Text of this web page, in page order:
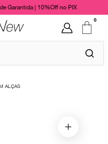
Garantida | 10%Off no PIX
0
ALÇAS